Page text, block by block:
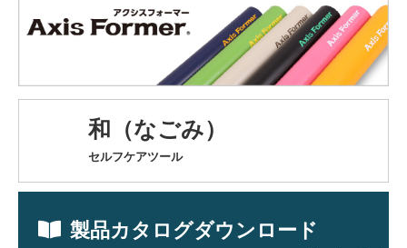
和（なごみ）
セルフケアツール
製品カタログダウンロード